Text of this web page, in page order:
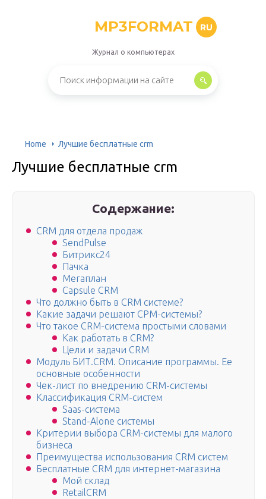
MP3FORMAT RU
Журнал о компьютерах
Home Лучшие бесплатные crm
Лучшие бесплатные crm
Содержание:
CRM для отдела продаж
SendPulse
Битрикс24
Пачка
Мегаплан
Capsule CRM
Что должно быть в CRM системе?
Какие задачи решают СРМ-системы?
Что такое CRM-система простыми словами
Как работать в CRM?
Цели и задачи CRM
Модуль БИТ.CRM. Описание программы. Ее
основные особенности
Чек-лист по внедрению CRM-системы
Классификация CRM-систем
Saas-система
Stand-Alone системы
Критерии выбора CRM-системы для малого
бизнеса
Преимущества использования CRM систем
Бесплатные CRM для интернет-магазина
Мой склад
RetailCRM